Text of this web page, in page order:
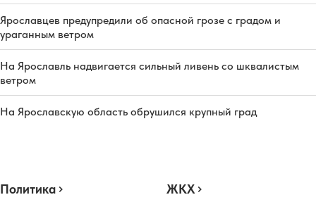
Ярославцев предупредили об опасной грозе с градом и
ураганным ветром
На Ярославль надвигается сильный ливень со шквалистым
ветром
На Ярославскую область обрушился крупный град
Политика ЖКХ